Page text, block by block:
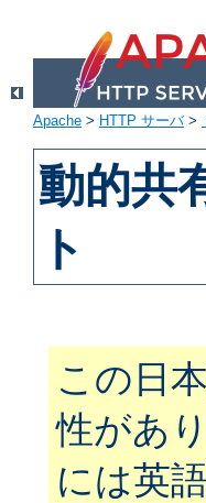
Apache > HTTP サーバ>
動的共
ト
この日
性があ
には英